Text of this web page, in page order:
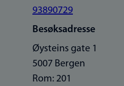
93890729
Besøksadresse
Øysteins gate 1
5007 Bergen
Rom: 201